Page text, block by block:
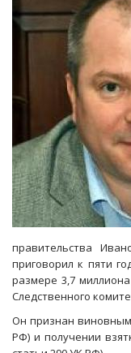
МВД
на
транспорте
завели
уголовку
правительства
приговорил к пяти
размере 3,7
Следственного
Он признан
РФ) и получении